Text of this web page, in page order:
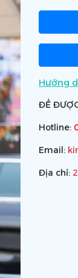
Hướng
ĐỂ
Hotline:
Email:
Địa chỉ: